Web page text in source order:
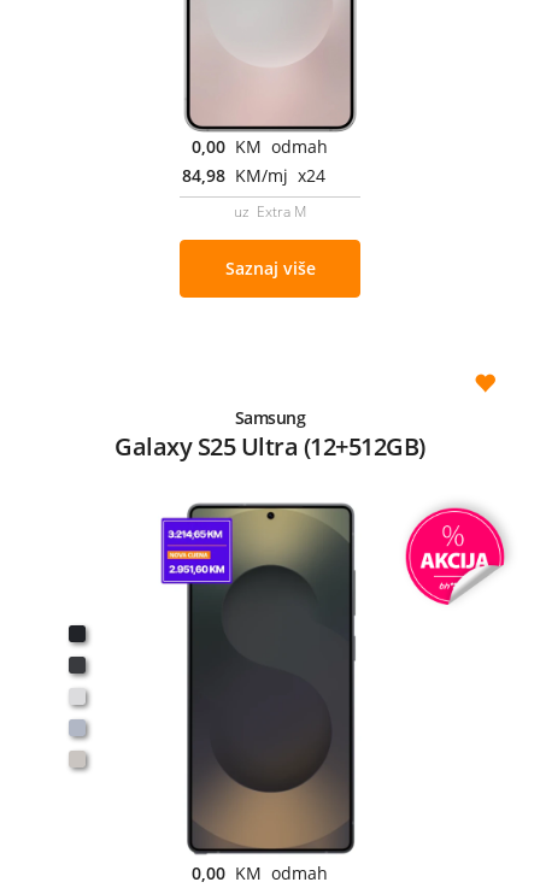
0,00 KM odmah
84,98 KM/mj x24
uz Extra M
Saznaj više
Samsung
Galaxy S25 Ultra (12+512GB)
0,00 KM odmah